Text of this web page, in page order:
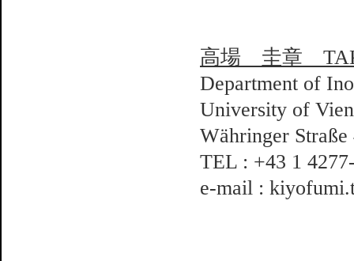
高場 圭章
Department of
University of
Währinger
TEL : +43 1
e-mail :